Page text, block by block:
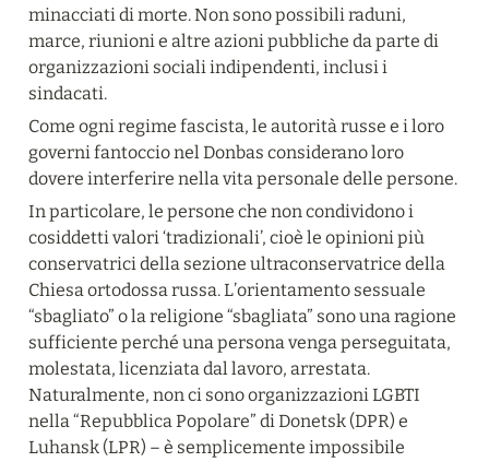
minacciati di morte. Non sono possibili raduni,
marce, riunioni e altre azioni pubbliche da parte di
organizzazioni sociali indipendenti, inclusi i
sindacati.
Come ogni regime fascista, le autorità russe e i loro
governi fantoccio nel Donbas considerano loro
dovere interferire nella vita personale delle persone.
In particolare, le persone che non condividono i
cosiddetti valori ‘tradizionali’, cioè le opinioni più
conservatrici della sezione ultraconservatrice della
Chiesa ortodossa russa. L’orientamento sessuale
“sbagliato” o la religione “sbagliata” sono una ragione
sufficiente perché una persona venga perseguitata,
molestata, licenziata dal lavoro, arrestata.
Naturalmente, non ci sono organizzazioni LGBTI
nella “Repubblica Popolare” di Donetsk (DPR) e
Luhansk (LPR) – è semplicemente impossibile